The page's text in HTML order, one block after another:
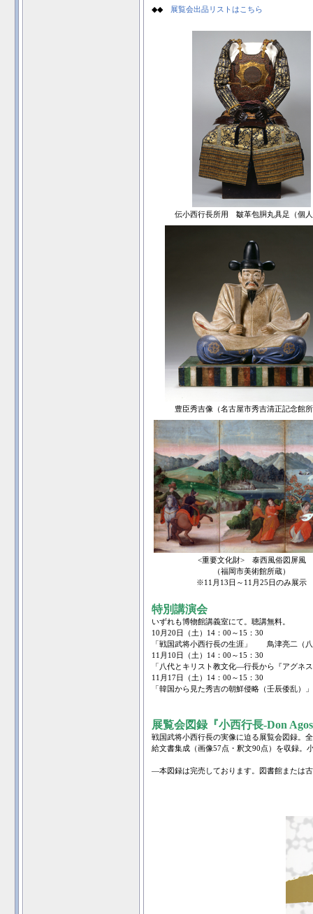
◆◆ 展覧会出品リストはこちら
伝小西行長所用 皺革包胴丸具足（個
豊臣秀吉像（名古屋市秀吉清正記念館
<重要文化財> 泰西風俗図屏風
（福岡市美術館所蔵）
※11月13日～11月25日のみ展示
特別講演会
いずれも博物館講義室にて。聴講無料。
10月20日（土）14：00～15：30
「戦国武将小西行長の生涯」 鳥津亮二（八
11月10日（土）14：00～15：30
「八代とキリスト教文化―行長から『アグ
11月17日（土）14：00～15：30
「韓国から見た秀吉の朝鮮侵略（壬辰倭乱
展覧会図録『小西行長-Don
戦国武将小西行長の実像に迫る展覧会図録。
給文書集成（画像57点・釈文90点）を収録。
―本図録は完売しております。図書館または